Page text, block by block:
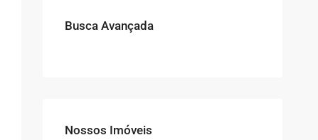
Busca Avançada
Nossos Imóveis